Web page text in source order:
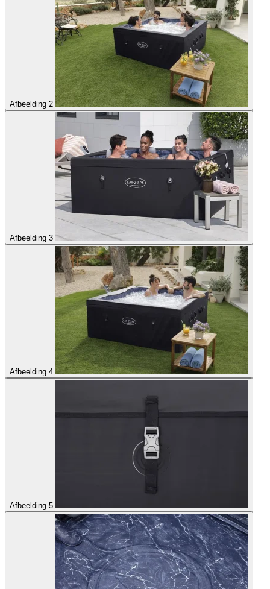
Afbeelding 2
Afbeelding 3
Afbeelding 4
Afbeelding 5